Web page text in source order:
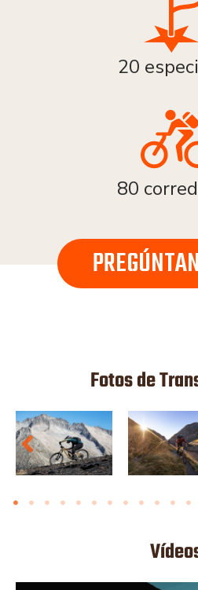
20
80
Fotos de